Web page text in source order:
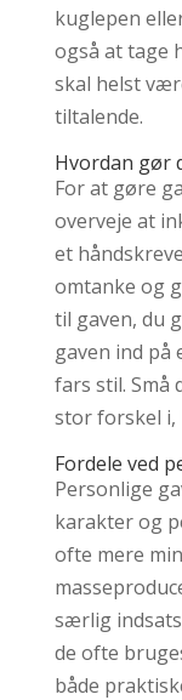
kuglepen
også at tage
skal helst
tiltalende.
Hvordan gør
For at gøre
overveje at
et
omtanke og
til gaven, du
gaven ind på
fars stil. Små
stor forskel i,
Fordele ved
Personlige
karakter og
ofte mere
særlig
de ofte
både